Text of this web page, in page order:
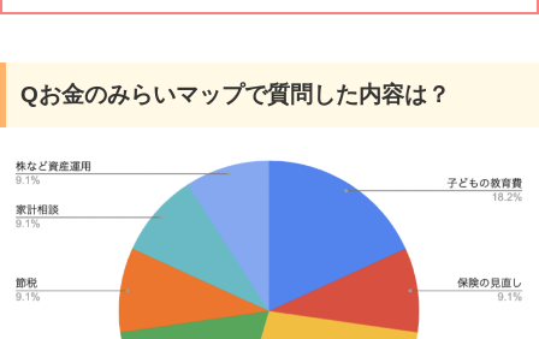
Qお金のみらいマップで質問した内容は？